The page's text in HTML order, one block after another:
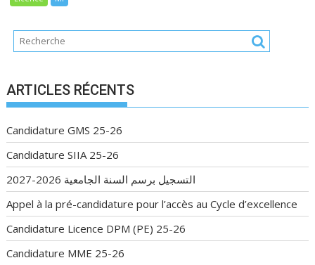
ARTICLES RÉCENTS
Candidature GMS 25-26
Candidature SIIA 25-26
التسجيل برسم السنة الجامعية 2026-2027
Appel à la pré-candidature pour l’accès au Cycle d’excellence
Candidature Licence DPM (PE) 25-26
Candidature MME 25-26